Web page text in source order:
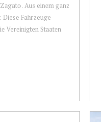
. Aus einem ganz
Diese Fahrzeuge
Vereinigten Staaten